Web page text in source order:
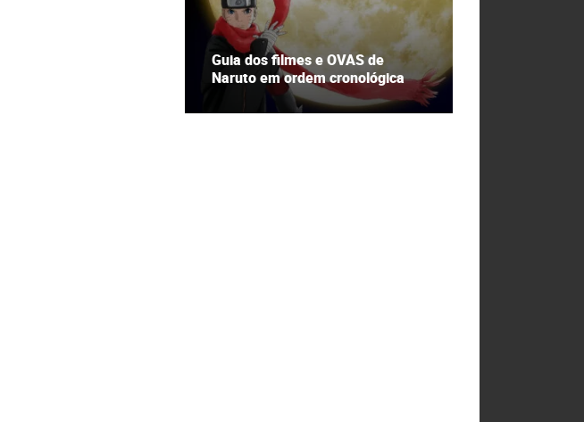
Guia dos filmes e OVAS de
Naruto em ordem cronológica